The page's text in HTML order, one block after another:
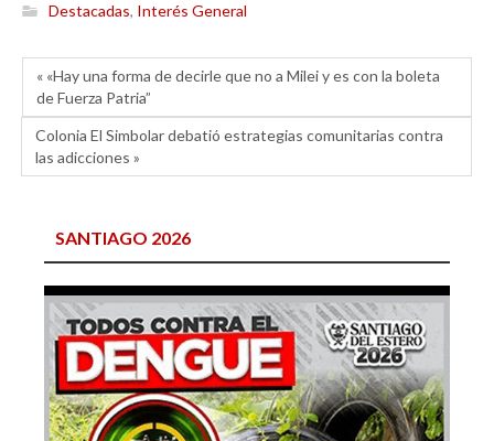
Destacadas, Interés General
« «Hay una forma de decirle que no a Milei y es con la boleta
de Fuerza Patria”
Colonia El Simbolar debatió estrategias comunitarias contra
las adicciones »
SANTIAGO 2026